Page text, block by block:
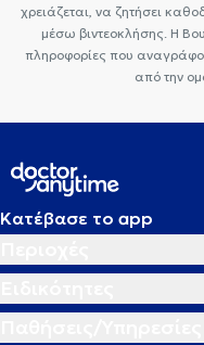
χρειάζεται, να ζητήσει
μέσω βιντεοκλήσης. Η
πληροφορίες που
από την
Κατέβασε το app